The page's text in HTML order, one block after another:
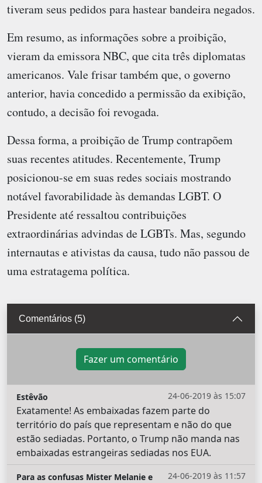
tiveram seus pedidos para hastear bandeira negados.
Em resumo, as informações sobre a proibição,
vieram da emissora NBC, que cita três diplomatas
americanos. Vale frisar também que, o governo
anterior, havia concedido a permissão da exibição,
contudo, a decisão foi revogada.
Dessa forma, a proibição de Trump contrapõem
suas recentes atitudes. Recentemente, Trump
posicionou-se em suas redes sociais mostrando
notável favorabilidade às demandas LGBT. O
Presidente até ressaltou contribuições
extraordinárias advindas de LGBTs. Mas, segundo
internautas e ativistas da causa, tudo não passou de
uma estratagema política.
Comentários (5)
Fazer um comentário
24-06-2019 às 15:07
Estêvão
Exatamente! As embaixadas fazem parte do
território do país que representam e não do que
estão sediadas. Portanto, o Trump não manda nas
embaixadas estrangeiras sediadas nos EUA.
24-06-2019 às 11:57
Para as confusas Mister Melanie e